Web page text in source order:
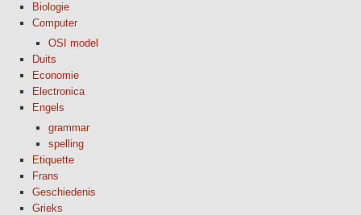
Biologie
Computer
OSI model
Duits
Economie
Electronica
Engels
grammar
spelling
Etiquette
Frans
Geschiedenis
Grieks